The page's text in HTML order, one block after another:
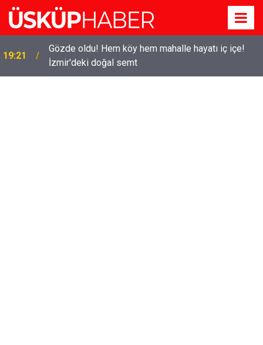
19:21
Gözde oldu! Hem köy hem mahalle hayatı iç içe!
İzmir'deki doğal semt